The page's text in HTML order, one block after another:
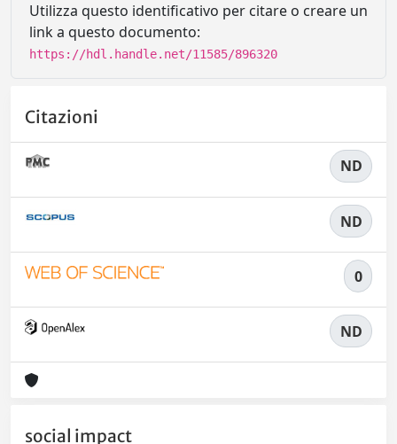
Utilizza questo identificativo per citare o creare un
link a questo documento:
https://hdl.handle.net/11585/896320
Citazioni
ND
ND
0
ND
social impact